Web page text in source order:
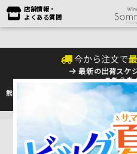
店舗情報・
よくある質問
今から注文で
最新の出荷スケ
こちらを
熊本地震の影響により九州への配送に遅
のHP
をご